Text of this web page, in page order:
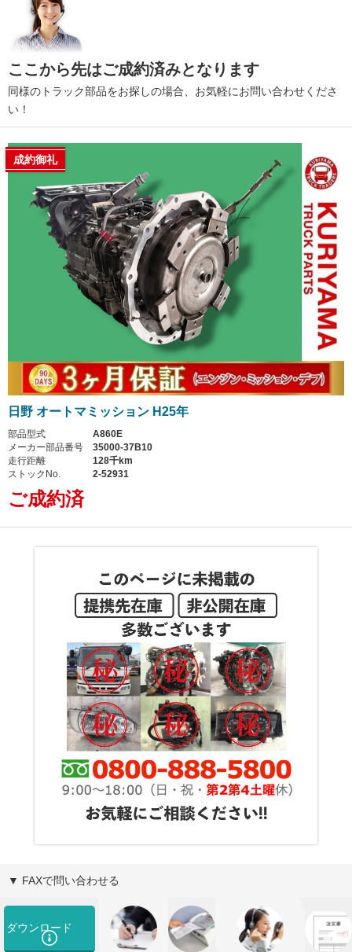
ここから先はご成約済みとなります
同様のトラック部品をお探しの場合、お気軽にお問い合わせくださ
い！
成約御礼
日野 オートマミッション H25年
部品型式
A860E
メーカー部品番号
35000-37B10
走行距離
128千km
ストックNo.
2-52931
ご成約済
▼ FAXで問い合わせる
ダウンロード